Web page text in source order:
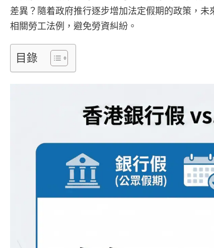
差異？隨着政府推行逐步增加法定假期的政策，
相關勞工法例，避免勞資糾紛。
目錄